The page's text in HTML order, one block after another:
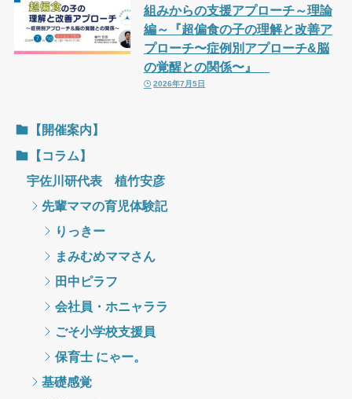
組みからの支援アプローチ～理論
編～『超偏食の子の理解と改善ア
プローチ〜症例別アプローチ&脳
の覚醒との関係〜』
2026年7月5日
【開催案内】
【コラム】
宇佐川研代表 植竹安彦
先輩ママの育児体験記
りっきー
まみむめママさん
田中ピラフ
会社員・ホニャララ
ごそ小学校支援員
保育士 にゃー。
基礎感覚